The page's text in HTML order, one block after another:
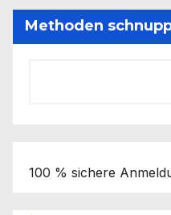
Methoden
100 % sichere